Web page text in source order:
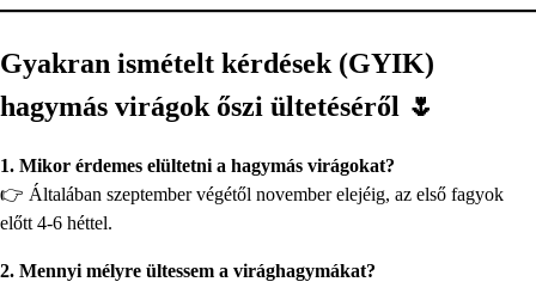
Gyakran ismételt kérdések (GYIK)
hagymás virágok őszi ültetéséről 🌷
1. Mikor érdemes elültetni a hagymás virágokat?
👉 Általában szeptember végétől november elejéig, az első fagyok
előtt 4-6 héttel.
2. Mennyi mélyre ültessem a virághagymákat?